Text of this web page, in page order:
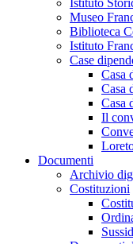
Istituto
Museo
Biblioteca
Istituto
Case
Casa
Casa
Casa
Il
Documenti
Archivio
Costituzioni